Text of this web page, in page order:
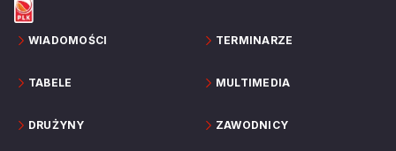
WIADOMOŚCI TERMINARZE
TABELE MULTIMEDIA
DRUŻYNY ZAWODNICY